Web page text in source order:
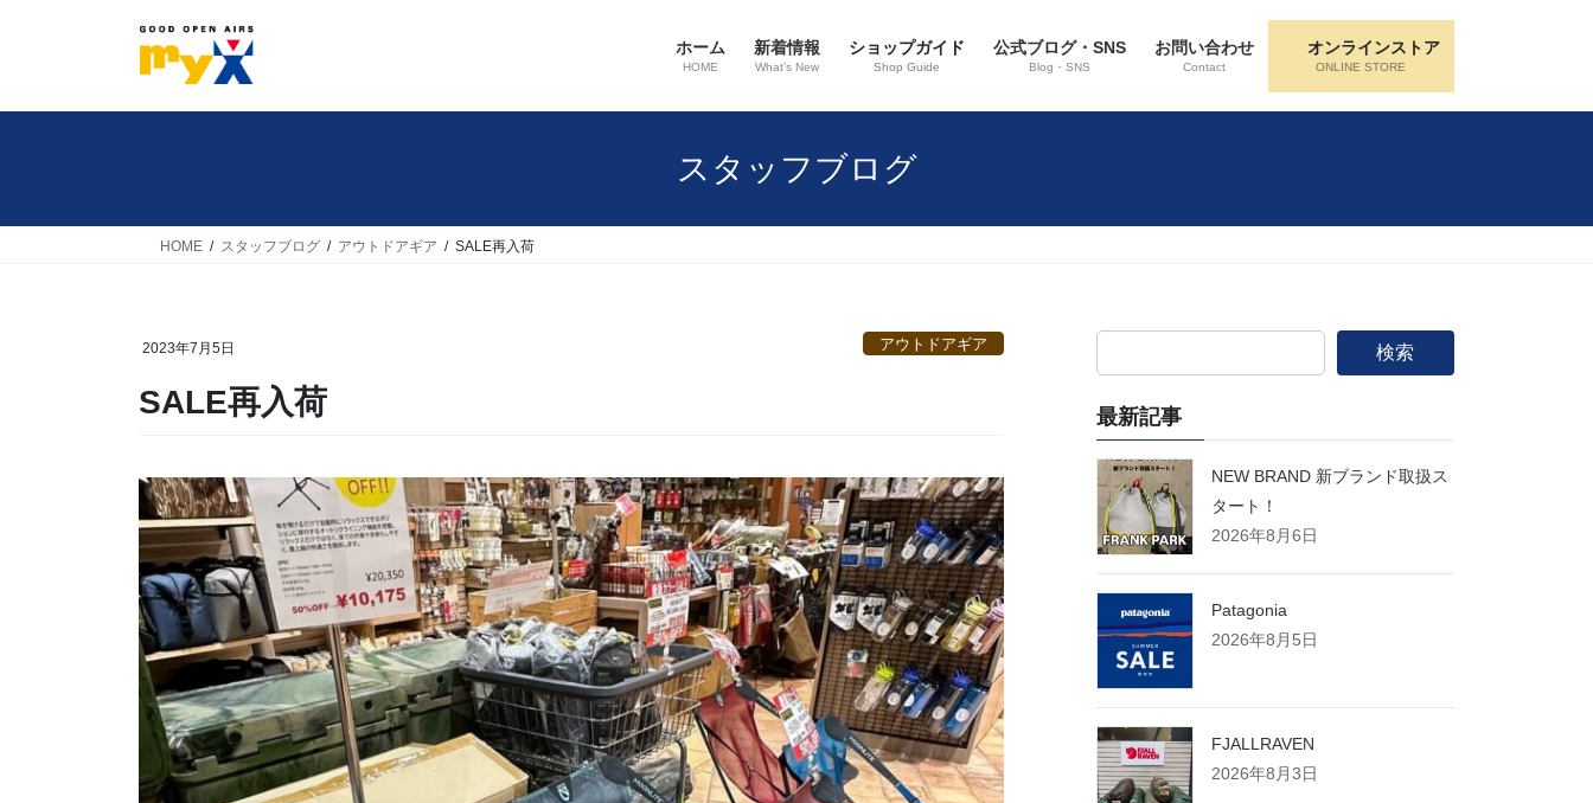
ン
ー
ホーム
HOME
新着情報
What’s New
ショップガイド
Shop Guide
公式ブログ・SNS
Blog・SNS
お問い合わせ
Contact
オンラインストア
ONLINE STORE
スタッフブログ
HOME スタッフブログ アウトドアギア SALE再入荷
2023年7月5日 アウトドアギア
SALE再入荷
検索
最新記事
NEW BRAND 新ブランド取扱ス
タート！
2026年8月6日
Patagonia
2026年8月5日
FJALLRAVEN
2026年8月3日